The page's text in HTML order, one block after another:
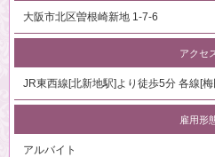
大阪市北区曽根崎新地 1-7-6
アクセ
JR東西線[北新地駅]より徒歩5分 各線[
雇用形
アルバイト